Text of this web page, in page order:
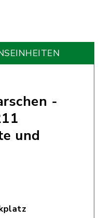
-
und